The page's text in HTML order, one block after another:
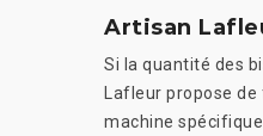
Artisan
Si la quantité des
Lafleur propose
machine